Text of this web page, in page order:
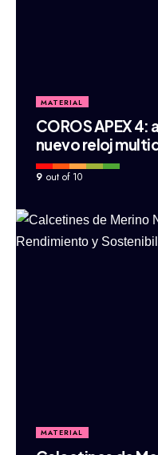
MATERIAL
COROS APEX
nuevo reloj
9 out of 10
MATERIAL